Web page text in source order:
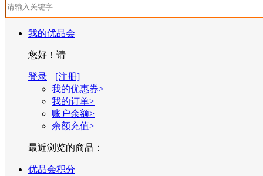
我的优品会
您好！请
登录
[注册]
我的优惠券>
我的订单>
账户余额>
余额充值>
最近浏览的商品：
优品会积分